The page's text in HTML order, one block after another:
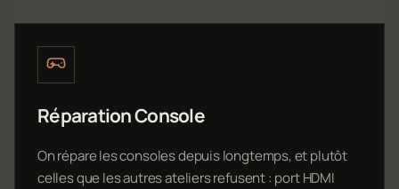
Réparation Console
On répare les consoles depuis longtemps, et plutôt
celles que les autres ateliers refusent : port HDMI